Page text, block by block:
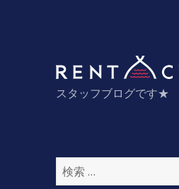
スタッフブログです★
検